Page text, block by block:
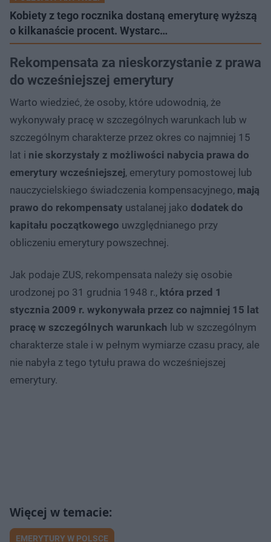
Kobiety z tego rocznika dostaną emeryturę wyższą
o kilkanaście procent. Wystarc…
Rekompensata za nieskorzystanie z prawa
do wcześniejszej emerytury
Warto wiedzieć, że osoby, które udowodnią, że
wykonywały pracę w szczególnych warunkach lub w
szczególnym charakterze przez okres co najmniej 15
lat i nie skorzystały z możliwości nabycia prawa do
emerytury wcześniejszej, emerytury pomostowej lub
nauczycielskiego świadczenia kompensacyjnego, mają
prawo do rekompensaty ustalanej jako dodatek do
kapitału początkowego uwzględnianego przy
obliczeniu emerytury powszechnej.
Jak podaje ZUS, rekompensata należy się osobie
urodzonej po 31 grudnia 1948 r., która przed 1
stycznia 2009 r. wykonywała przez co najmniej 15 lat
pracę w szczególnych warunkach lub w szczególnym
charakterze stale i w pełnym wymiarze czasu pracy, ale
nie nabyła z tego tytułu prawa do wcześniejszej
emerytury.
EMERYTURY W POLSCE